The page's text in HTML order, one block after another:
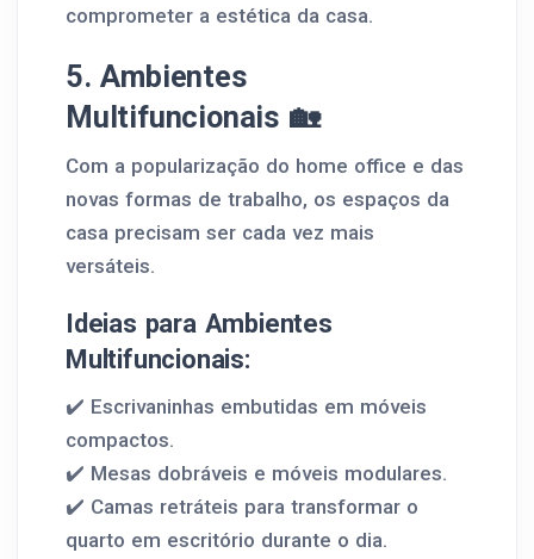
comprometer a estética da casa.
5. Ambientes
Multifuncionais 🏡
Com a popularização do home office e das
novas formas de trabalho, os espaços da
casa precisam ser cada vez mais
versáteis.
Ideias para Ambientes
Multifuncionais:
✔️ Escrivaninhas embutidas em móveis
compactos.
✔️ Mesas dobráveis e móveis modulares.
✔️ Camas retráteis para transformar o
quarto em escritório durante o dia.